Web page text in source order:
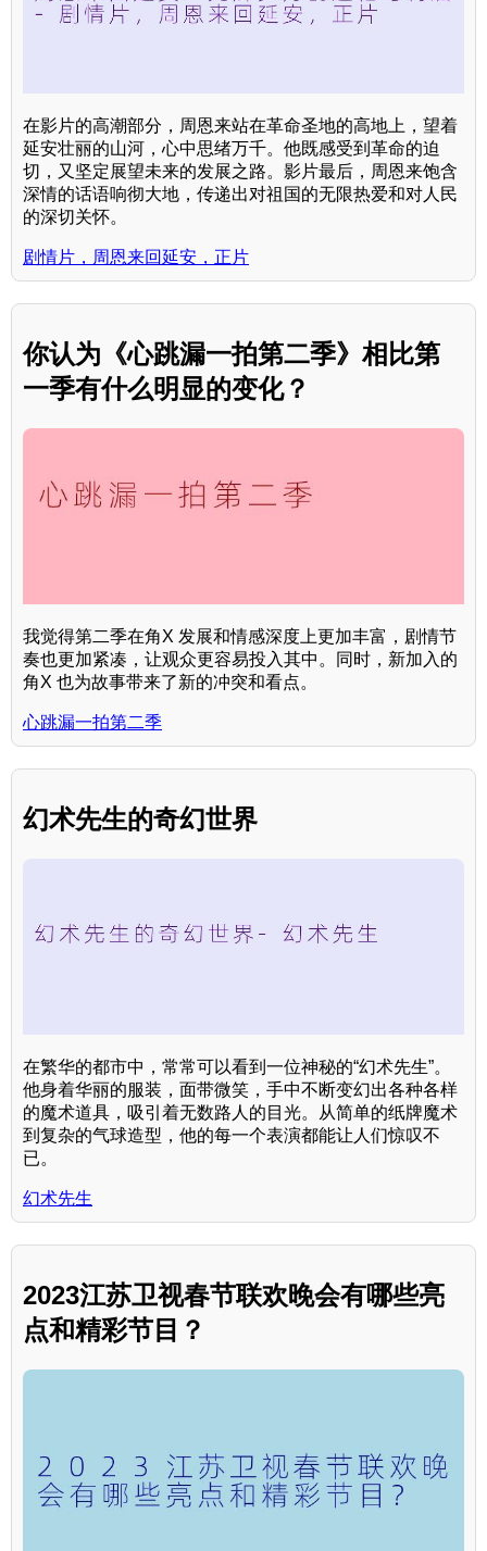
在影片的高潮部分，周恩来站在革命圣地的高地上，望着
延安壮丽的山河，心中思绪万千。他既感受到革命的迫
切，又坚定展望未来的发展之路。影片最后，周恩来饱含
深情的话语响彻大地，传递出对祖国的无限热爱和对人民
的深切关怀。
剧情片，周恩来回延安，正片
你认为《心跳漏一拍第二季》相比第
一季有什么明显的变化？
我觉得第二季在角X 发展和情感深度上更加丰富，剧情节
奏也更加紧凑，让观众更容易投入其中。同时，新加入的
角X 也为故事带来了新的冲突和看点。
心跳漏一拍第二季
幻术先生的奇幻世界
在繁华的都市中，常常可以看到一位神秘的“幻术先生”。
他身着华丽的服装，面带微笑，手中不断变幻出各种各样
的魔术道具，吸引着无数路人的目光。从简单的纸牌魔术
到复杂的气球造型，他的每一个表演都能让人们惊叹不
已。
幻术先生
2023江苏卫视春节联欢晚会有哪些亮
点和精彩节目？